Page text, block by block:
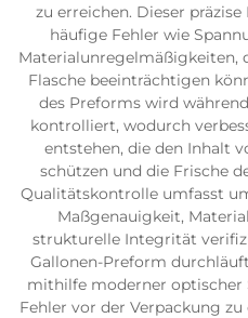
zu erreichen. Dieser
häufige Fehler wie
Materialunregelmäßigkeiten,
Flasche beeinträchtigen
des Preforms wird
kontrolliert, wodurch
entstehen, die den Inhalt
schützen und die Frische
Qualitätskontrolle umfasst
Maßgenauigkeit,
strukturelle Integrität
Gallonen-Preform
mithilfe moderner optischer
Fehler vor der Verpackung